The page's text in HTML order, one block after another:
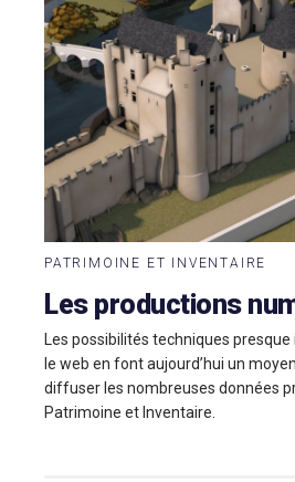
PATRIMOINE ET INVENTAIRE
Les productions
Les possibilités techniques
le web en font aujourd’hui un
diffuser les nombreuses données
Patrimoine et Inventaire.